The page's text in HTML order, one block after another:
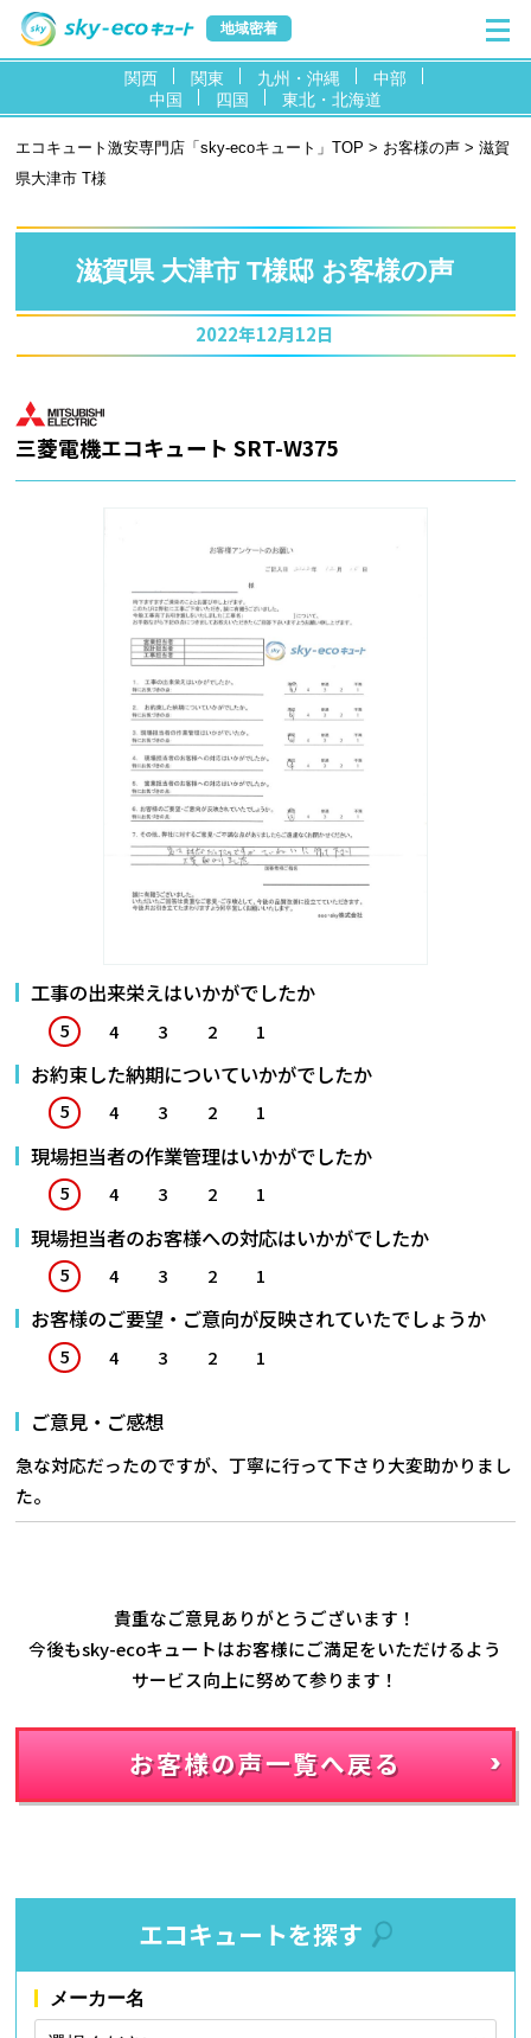
地域密着
関西 関東 九州・沖縄
中部
中国
四国 東北・北海道
エコキュート激安専門店「sky-ecoキュート」TOP > お客様の声 > 滋賀
県大津市 T様
滋賀県 大津市 T様邸 お客様の声
2022年12月12日
三菱電機エコキュート SRT-W375
工事の出来栄えはいかがでしたか
5 4 3 2 1
お約束した納期についていかがでしたか
5 4 3 2 1
現場担当者の作業管理はいかがでしたか
5 4 3 2 1
現場担当者のお客様への対応はいかがでしたか
5 4 3 2 1
お客様のご要望・ご意向が反映されていたでしょうか
5 4 3 2 1
ご意見・ご感想
急な対応だったのですが、丁寧に行って下さり大変助かりまし
た。
貴重なご意見ありがとうございます！
今後もsky-ecoキュートはお客様にご満足をいただけるよう
サービス向上に努めて参ります！
お客様の声一覧へ戻る
エコキュートを探す
メーカー名